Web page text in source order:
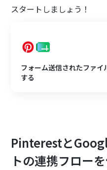
スタートしましょう！
フォーム送信されたファ
する
Pinterestと
トの連携フロー